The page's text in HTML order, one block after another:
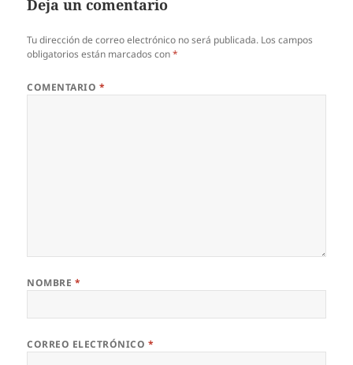
Deja un comentario
Tu dirección de correo electrónico no será publicada. Los campos
obligatorios están marcados con*
COMENTARIO *
NOMBRE *
CORREO ELECTRÓNICO *